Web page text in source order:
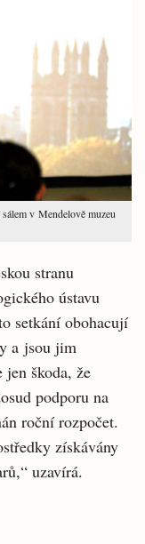
v Mendelově muzeu
stranu
ústavu
setkání obohacují
a jsou jim
jen škoda, že
podporu na
roční rozpočet.
získávány
uzavírá.